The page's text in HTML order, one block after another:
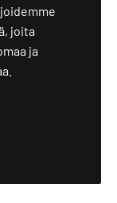
joita
ja